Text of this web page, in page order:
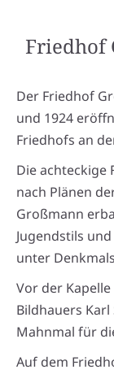
Friedhof
Der Friedhof
und 1924
Friedhofs an
Die achteckige
nach Plänen
Großmann
Jugendstils
unter
Vor der
Bildhauers Karl
Mahnmal für
Auf dem